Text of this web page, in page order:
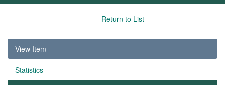
Return to List
View Item
Statistics